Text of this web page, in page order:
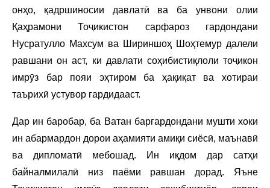
онҳо, қадршиносии давлатӣ ва ба унвони олии
Қаҳрамони Тоҷикистон сарфароз гардондани
Нусратулло Махсум ва Шириншоҳ Шоҳтемур далели
равшани он аст, ки давлати соҳибистиқлоли тоҷикон
имрӯз бар пояи эҳтиром ба ҳақиқат ва хотираи
таърихӣ устувор гардидааст.
Дар ин баробар, ба Ватан баргардондани мушти хоки
ин абармардон дорои аҳамияти амиқи сиёсӣ, маънавӣ
ва дипломатӣ мебошад. Ин иқдом дар сатҳи
байналмилалӣ низ паёми равшан дорад. Яъне